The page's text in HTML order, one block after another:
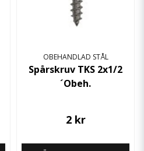
OBEHANDLAD STÅL
Spårskruv TKS 2x1/2
´Obeh.
2 kr